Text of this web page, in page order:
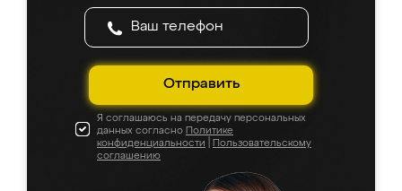
Отправить
Я соглашаюсь на передачу персональных
данных согласно Политике
конфиденциальности
Пользовательскому
соглашению